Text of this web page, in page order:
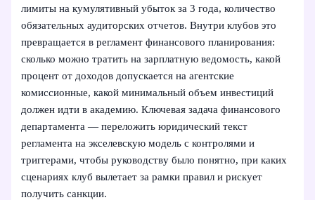
лимиты на кумулятивный убыток за 3 года, количество
обязательных аудиторских отчетов. Внутри клубов это
превращается в регламент финансового планирования:
сколько можно тратить на зарплатную ведомость, какой
процент от доходов допускается на агентские
комиссионные, какой минимальный объем инвестиций
должен идти в академию. Ключевая задача финансового
департамента — переложить юридический текст
регламента на экселевскую модель с контролями и
триггерами, чтобы руководству было понятно, при каких
сценариях клуб вылетает за рамки правил и рискует
получить санкции.